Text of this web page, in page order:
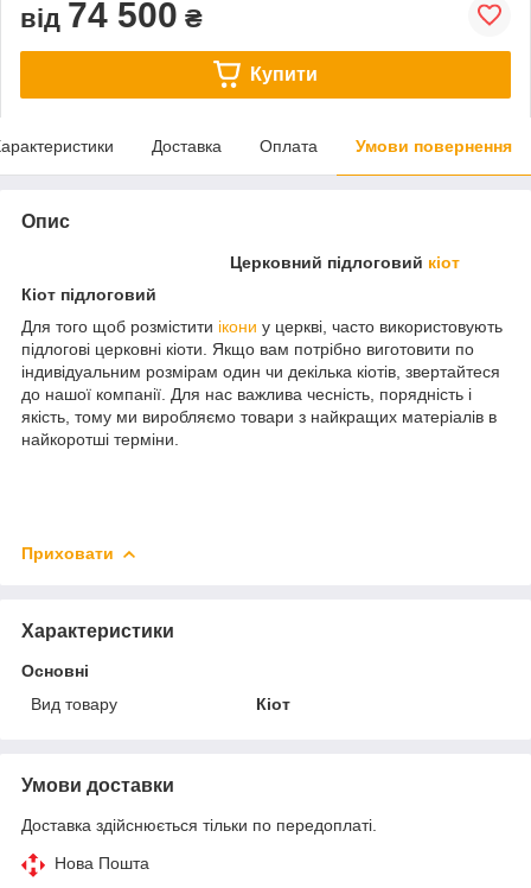
від 74 500 ₴
Купити
Доставка Оплата Умови повернення
Опис
Церковний підлоговий кіот
Кіот підлоговий
Для того щоб розмістити ікони у церкві, часто використовують
підлогові церковні кіоти. Якщо вам потрібно виготовити по
індивідуальним розмірам один чи декілька кіотів, звертайтеся
до нашої компанії. Для нас важлива чесність, порядність і
якість, тому ми виробляємо товари з найкращих матеріалів в
найкоротші терміни.
Приховати
Характеристики
Основні
Вид товару
Кіот
Умови доставки
Доставка здійснюється тільки по передоплаті.
Нова Пошта